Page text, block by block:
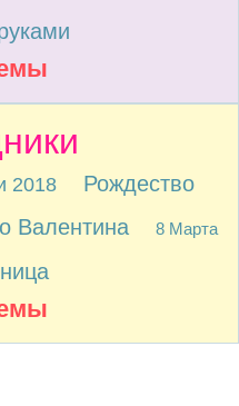
2018
Рождество
Валентина 8 Марта